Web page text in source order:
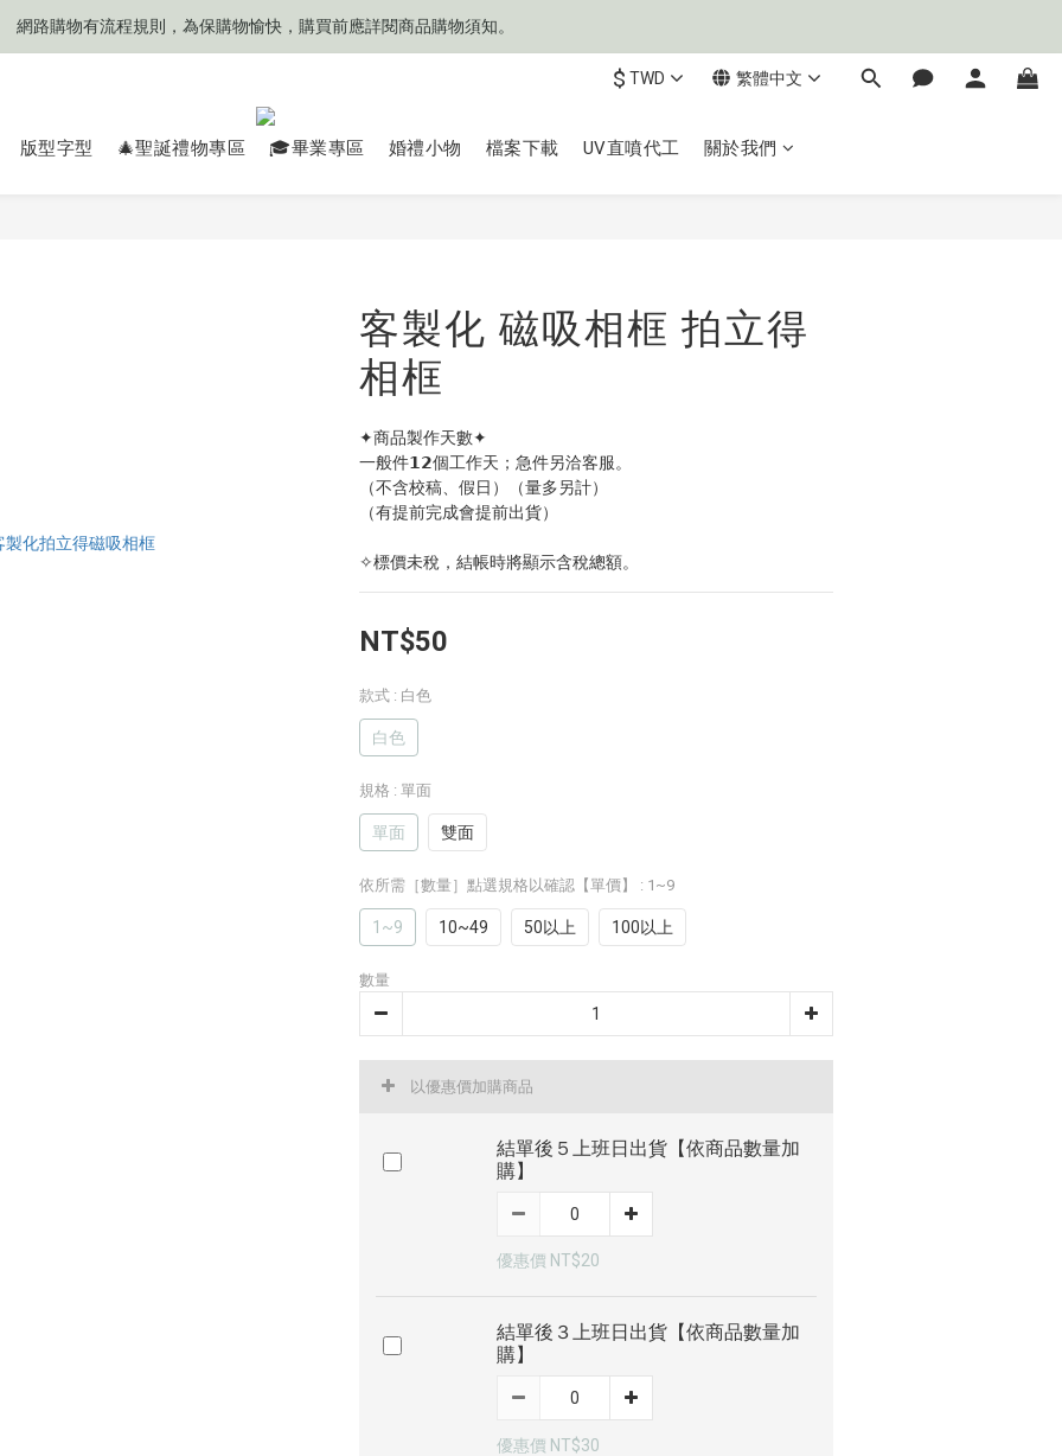
網路購物有流程規則，為保購物愉快，購買前應詳閱商品購物須知。
網路購物有流程規則，為保購物愉快，購買前應詳閱商品購物須知。
$ TWD 繁體中文
版型字型 🎄聖誕禮物專區 🎓畢業專區 婚禮小物 檔案下載 UV直噴代工 關於我們
客製化 磁吸相框 拍立得
相框
✦商品製作天數✦
一般件𝟭𝟮個工作天；急件另洽客服。
（不含校稿、假日）（量多另計）
（有提前完成會提前出貨）
✧標價未稅，結帳時將顯示含稅總額。
NT$50
款式 : 白色
白色
規格 : 單面
單面 雙面
依所需［數量］點選規格以確認【單價】 : 1~9
1~9 10~49 50以上 100以上
數量
以優惠價加購商品
結單後５上班日出貨【依商品數量加
購】
優惠價 NT$20
結單後３上班日出貨【依商品數量加
購】
優惠價 NT$30